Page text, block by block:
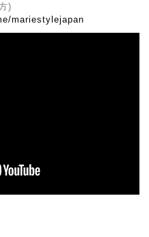
)
mariestylejapan